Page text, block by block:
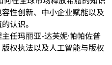
性创新、中小企业赋能以及
认识。
任玛丽亚-达芙妮·帕帕佐普
权执法以及人工智能与版权